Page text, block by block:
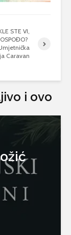
STE VI,
Caravan
i ovo